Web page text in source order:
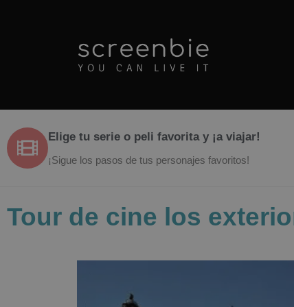
Elige tu serie o peli favorita y ¡a viajar!
¡Sigue los pasos de tus personajes favoritos!
Tour de cine los